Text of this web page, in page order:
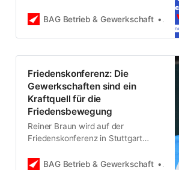
Stuttgart ein
Frieden. Wir haben mit einem der
Organisatoren über die Gründe und
Draeger kommt aus Düsseldorf und
ist organisiert bei ver.di. Er sagt: Die
Konferenz soll Räume schaffen,
BAG Betrieb & Gewerkschaft
Friedenskonferenz: Die
Gewerkschaften sind ein
Kraftquell für die
Friedensbewegung
Reiner Braun wird auf der
Friedenskonferenz in Stuttgart
Michael Erhardt und Wolfgang
BAG Betrieb & Gewerkschaft